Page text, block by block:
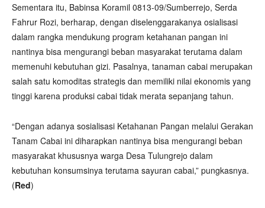
Sementara itu, Babinsa Koramil 0813-09/Sumberrejo, Serda
Fahrur Rozi, berharap, dengan diselenggarakanya osialisasi
dalam rangka mendukung program ketahanan pangan ini
nantinya bisa mengurangi beban masyarakat terutama dalam
memenuhi kebutuhan gizi. Pasalnya, tanaman cabai merupakan
salah satu komoditas strategis dan memiliki nilai ekonomis yang
tinggi karena produksi cabai tidak merata sepanjang tahun.
“Dengan adanya sosialisasi Ketahanan Pangan melalui Gerakan
Tanam Cabai ini diharapkan nantinya bisa mengurangi beban
masyarakat khususnya warga Desa Tulungrejo dalam
kebutuhan konsumsinya terutama sayuran cabai,” pungkasnya.
(Red)